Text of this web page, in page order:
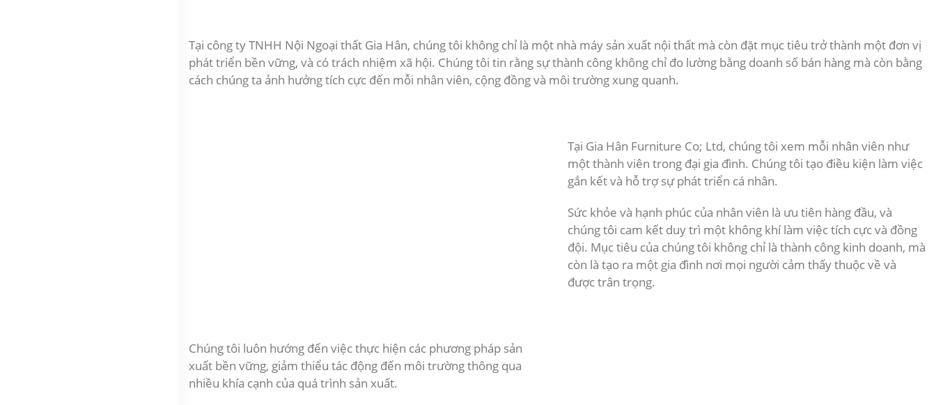
Tại công ty TNHH Nội Ngoại thất Gia Hân, chúng tôi không chỉ là một nhà máy sản xuất nội thất mà còn đặt mục tiêu trở thành một đơn vị
phát triển bền vững, và có trách nhiệm xã hội. Chúng tôi tin rằng sự thành công không chỉ đo lường bằng doanh số bán hàng mà còn bằng
cách chúng ta ảnh hưởng tích cực đến mỗi nhân viên, cộng đồng và môi trường xung quanh.
Tại Gia Hân Furniture Co; Ltd, chúng tôi xem mỗi nhân viên như
một thành viên trong đại gia đình. Chúng tôi tạo điều kiện làm việc
gắn kết và hỗ trợ sự phát triển cá nhân.
Sức khỏe và hạnh phúc của nhân viên là ưu tiên hàng đầu, và
chúng tôi cam kết duy trì một không khí làm việc tích cực và đồng
đội. Mục tiêu của chúng tôi không chỉ là thành công kinh doanh, mà
còn là tạo ra một gia đình nơi mọi người cảm thấy thuộc về và
được trân trọng.
Chúng tôi luôn hướng đến việc thực hiện các phương pháp sản
xuất bền vững, giảm thiểu tác động đến môi trường thông qua
nhiều khía cạnh của quá trình sản xuất.